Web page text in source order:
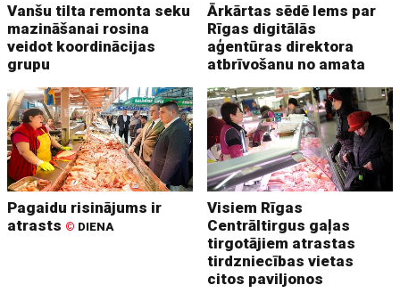
Vanšu tilta remonta seku
mazināšanai rosina
veidot koordinācijas
grupu
Ārkārtas sēdē lems par
Rīgas digitālās
aģentūras direktora
atbrīvošanu no amata
Pagaidu risinājums ir
atrasts © DIENA
Visiem Rīgas
Centrāltirgus gaļas
tirgotājiem atrastas
tirdzniecības vietas
citos paviljonos